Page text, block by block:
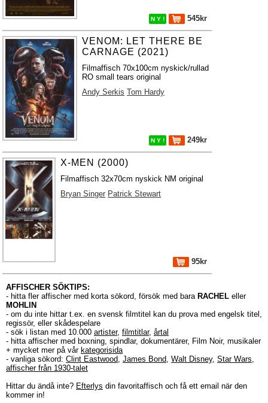
N Y ! 545kr
VENOM: LET THERE BE
CARNAGE (2021)
Filmaffisch 70x100cm nyskick/rullad
RO small tears original
Andy Serkis Tom Hardy
N Y ! 249kr
X-MEN (2000)
Filmaffisch 32x70cm nyskick NM original
Bryan Singer Patrick Stewart
95kr
AFFISCHER SÖKTIPS:
- hitta fler affischer med korta sökord, försök med bara RACHEL eller
MOHLIN
- om du inte hittar t.ex. en svensk filmtitel kan du prova med engelsk titel,
regissör, eller skådespelare
- sök i listan med 10.000 artister, filmtitlar, årtal
- hitta affischer med boxning, spindlar, dokumentärer, Film Noir, musikaler
+ mycket mer på vår kategorisida
- vanliga sökord: Clint Eastwood, James Bond, Walt Disney, Star Wars,
affischer från 1930-talet
Hittar du ändå inte? Efterlys din favoritaffisch och få ett email när den
kommer in!